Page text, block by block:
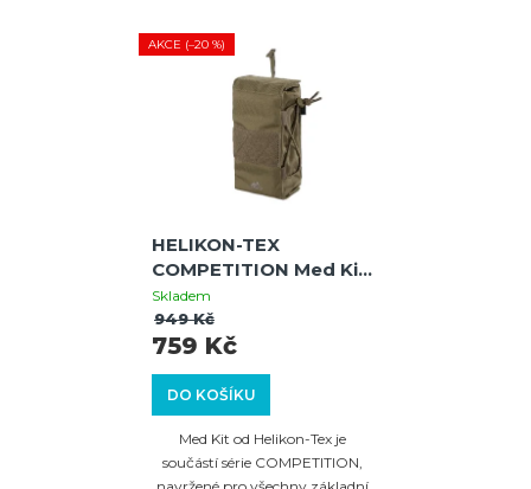
AKCE (–20 %)
HELIKON-TEX
COMPETITION Med Kit
- Adaptive Green
Skladem
DO KOŠÍKU
759 Kč
949 Kč
Med Kit od Helikon-Tex je
součástí série COMPETITION,